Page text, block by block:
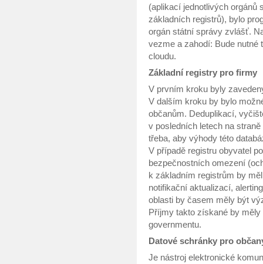
(aplikací jednotlivých orgánů
základních registrů), bylo
orgán státní správy zvlášť.
vezme a zahodí: Bude nutné
cloudu.
Základní registry pro firmy
V prvním kroku byly
V dalším kroku by bylo
občanům. Deduplikací,
v posledních letech na
třeba, aby výhody této
V případě registru obyvatel
bezpečnostních omezení
k základním registrům by
notifikační aktualizací,
oblasti by časem měly být
Příjmy takto získané by
governmentu.
Datové schránky pro
Je nástroj elektronické